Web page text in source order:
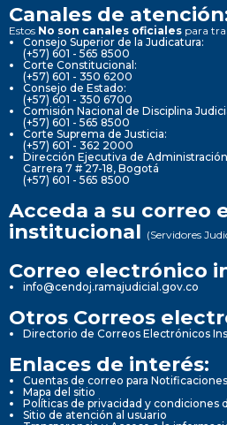
Canales de
Estos No son canales oficiales para
Consejo Superior de la Judicatura:
(+57) 601 - 565 8500
Corte Constitucional:
(+57) 601 - 350 6200
Consejo de Estado:
(+57) 601 - 350 6700
Comisión Nacional de Disciplina
(+57) 601 - 565 8500
Corte Suprema de Justicia:
(+57) 601 - 362 2000
Dirección Ejecutiva de
Carrera 7 # 27-18, Bogotá
(+57) 601 - 565 8500
Acceda a su correo
institucional (Servidores
Correo electrónico
info@cendoj.ramajudicial.gov.co
Otros Correos
Directorio de Correos Electrónicos
Enlaces de interés:
Cuentas de correo para
Mapa del sitio
Políticas de privacidad y condiciones
Sitio de atención al usuario